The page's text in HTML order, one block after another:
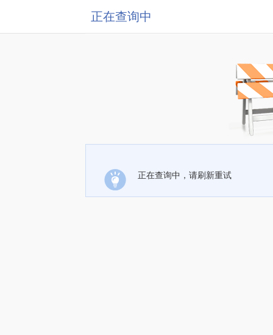
正在查询中
正在查询中，请刷新重试